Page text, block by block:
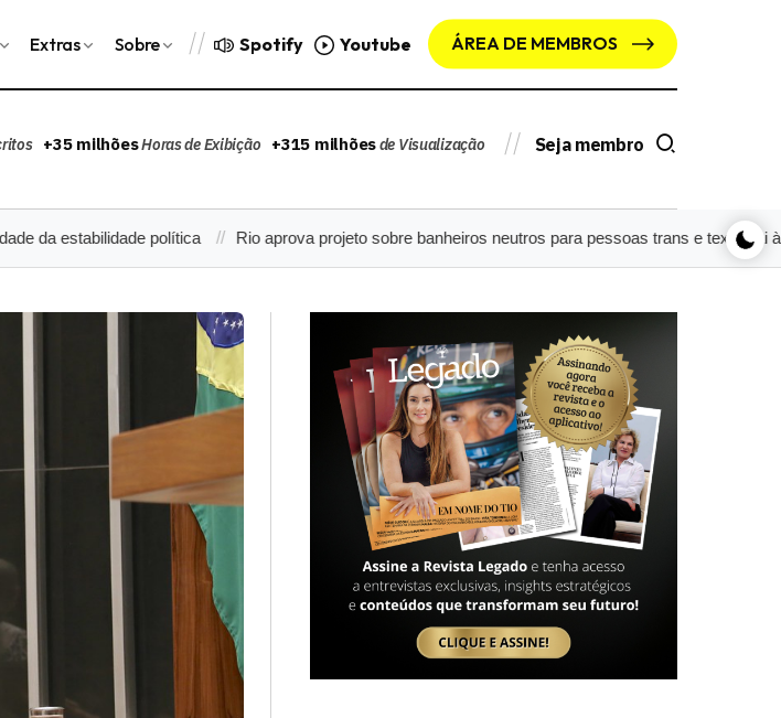
Extras Sobre Spotify Youtube ÁREA DE MEMBROS
+35 milhõesHoras de Exibição +315 milhõesde Visualização Seja membro
política Rio aprova projeto sobre banheiros neutros para pessoas trans e texto vai à sanção